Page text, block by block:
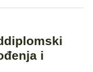
i